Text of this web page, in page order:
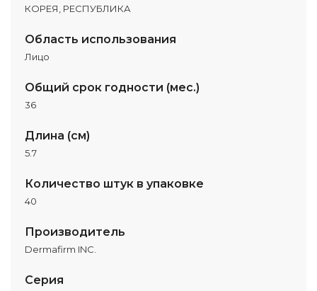
КОРЕЯ, РЕСПУБЛИКА
Область использования
Лицо
Общий срок годности (мес.)
36
Длина (см)
5.7
Количество штук в упаковке
40
Производитель
Dermafirm INC.
Серия